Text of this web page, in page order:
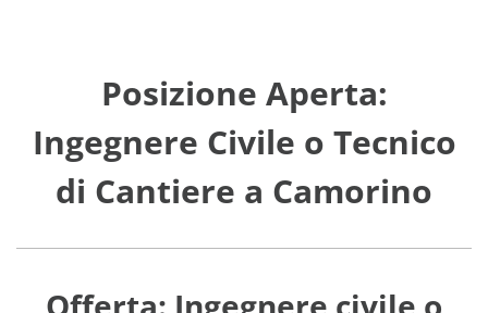
Posizione Aperta:
Ingegnere Civile o Tecnico
di Cantiere a Camorino